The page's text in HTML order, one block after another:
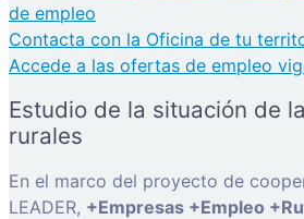
de empleo
Contacta con la Oficina de tu
Accede a las ofertas de empleo
Estudio de la situación de
rurales
En el marco del proyecto de
LEADER, +Empresas +Empleo